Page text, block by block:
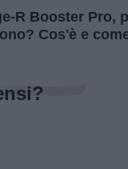
R Booster Pro,
Cos'è e